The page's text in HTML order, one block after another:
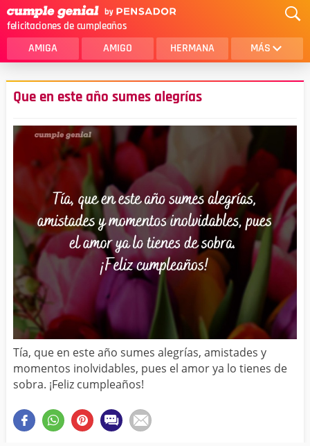
felicitaciones de cumpleaños
AMIGA AMIGO HERMANA MÁS
MAMA
AMOR
SOBRINA
HIJO
NOVIA
ESPOSO
PAPA
HOMBRE
TIA
CUÑADA
ALGUIEN ESPECIAL
PRIMO
TODAS LAS CATEGORÍAS
Que en este año sumes alegrías
Tía, que en este año sumes alegrías, amistades y
momentos inolvidables, pues el amor ya lo tienes de
sobra. ¡Feliz cumpleaños!